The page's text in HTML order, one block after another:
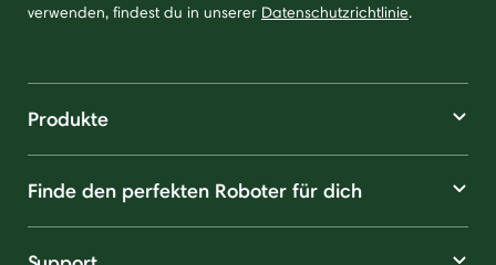
verwenden, findest du in unserer Datenschutzrichtlinie.
Produkte
Finde den perfekten Roboter für dich